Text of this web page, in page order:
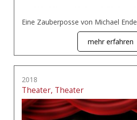
Eine Zauberposse von Michael Ende
mehr erfahren
2018
Theater, Theater